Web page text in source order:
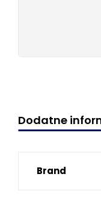
Dodatne
Brand